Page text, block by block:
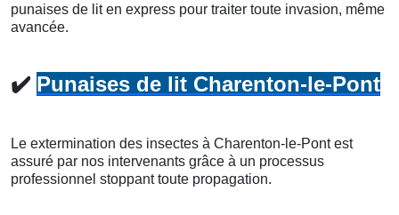
punaises de lit en express pour traiter toute invasion, même
avancée.
✔️ Punaises de lit Charenton-le-Pont
Le extermination des insectes à Charenton-le-Pont est
assuré par nos intervenants grâce à un processus
professionnel stoppant toute propagation.